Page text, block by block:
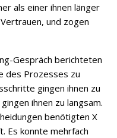
als einer ihnen länger
und zogen
Gespräch berichteten
des Prozesses zu
gingen ihnen zu
ihnen zu langsam.
benötigten X
Es konnte mehrfach